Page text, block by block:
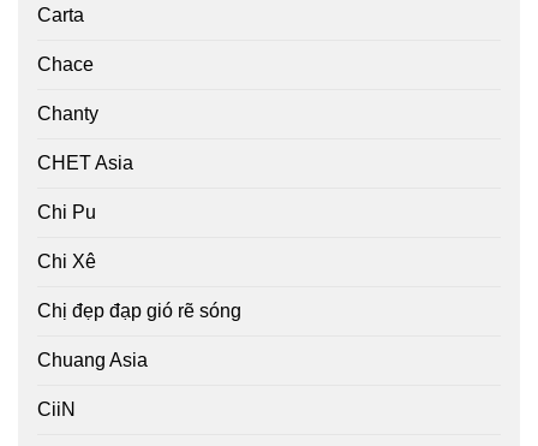
Carta
Chace
Chanty
CHET Asia
Chi Pu
Chi Xê
Chị đẹp đạp gió rẽ sóng
Chuang Asia
CiiN